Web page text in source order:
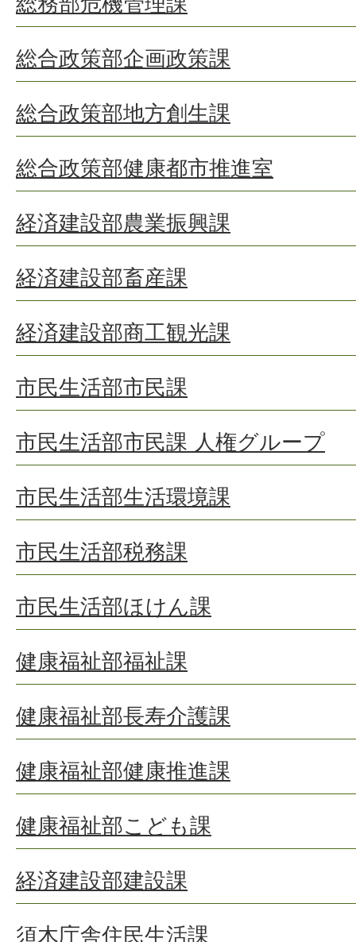
総合政策部企画政策課
総合政策部地方創生課
総合政策部健康都市推進室
経済建設部農業振興課
経済建設部畜産課
経済建設部商工観光課
市民生活部市民課
市民生活部市民課 人権グループ
市民生活部生活環境課
市民生活部税務課
市民生活部ほけん課
健康福祉部福祉課
健康福祉部長寿介護課
健康福祉部健康推進課
健康福祉部こども課
経済建設部建設課
須木庁舎住民生活課